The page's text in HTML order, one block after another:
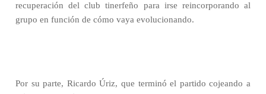
recuperación del club tinerfeño para irse reincorporando al
grupo en función de cómo vaya evolucionando.
Por su parte, Ricardo Úriz, que terminó el partido cojeando a